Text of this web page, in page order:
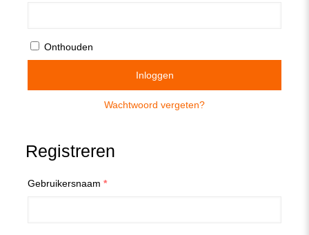
Onthouden
Inloggen
Wachtwoord vergeten?
Registreren
Gebruikersnaam *